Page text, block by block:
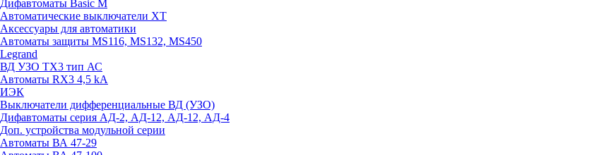
Дифавтоматы Basic M
Автоматические выключатели XT
Аксессуары для автоматики
Автоматы защиты MS116, MS132, MS450
Legrand
ВД УЗО TX3 тип АС
Автоматы RX3 4,5 kA
ИЭК
Выключатели дифференциальные ВД (УЗО)
Дифавтоматы серия АД-2, АД-12, АД-12, АД-4
Доп. устройства модульной серии
Автоматы ВА 47-29